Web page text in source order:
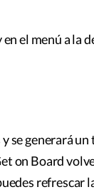
en el menú a la
se generará
on Board
refrescar